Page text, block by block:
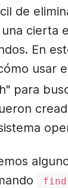
de
cierta
En
usar
para
find